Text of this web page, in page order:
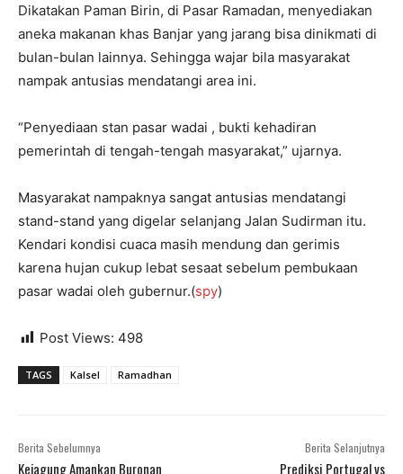
Dikatakan Paman Birin, di Pasar Ramadan, menyediakan
aneka makanan khas Banjar yang jarang bisa dinikmati di
bulan-bulan lainnya. Sehingga wajar bila masyarakat
nampak antusias mendatangi area ini.
“Penyediaan stan pasar wadai , bukti kehadiran
pemerintah di tengah-tengah masyarakat,” ujarnya.
Masyarakat nampaknya sangat antusias mendatangi
stand-stand yang digelar selanjang Jalan Sudirman itu.
Kendari kondisi cuaca masih mendung dan gerimis
karena hujan cukup lebat sesaat sebelum pembukaan
pasar wadai oleh gubernur.(spy)
Post Views: 498
TAGS Kalsel Ramadhan
Berita Sebelumnya
Kejagung Amankan Buronan
Berita Selanjutnya
Prediksi Portugal vs